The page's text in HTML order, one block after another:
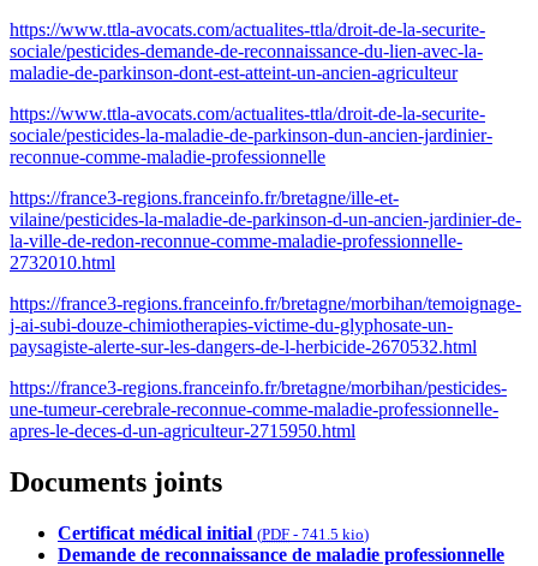
https://www.ttla-avocats.com/actualites-ttla/droit-de-la-securite-
sociale/pesticides-demande-de-reconnaissance-du-lien-avec-la-
maladie-de-parkinson-dont-est-atteint-un-ancien-agriculteur
https://www.ttla-avocats.com/actualites-ttla/droit-de-la-securite-
sociale/pesticides-la-maladie-de-parkinson-dun-ancien-jardinier-
reconnue-comme-maladie-professionnelle
https://france3-regions.franceinfo.fr/bretagne/ille-et-
vilaine/pesticides-la-maladie-de-parkinson-d-un-ancien-jardinier-de-
la-ville-de-redon-reconnue-comme-maladie-professionnelle-
2732010.html
https://france3-regions.franceinfo.fr/bretagne/morbihan/temoignage-
j-ai-subi-douze-chimiotherapies-victime-du-glyphosate-un-
paysagiste-alerte-sur-les-dangers-de-l-herbicide-2670532.html
https://france3-regions.franceinfo.fr/bretagne/morbihan/pesticides-
une-tumeur-cerebrale-reconnue-comme-maladie-professionnelle-
apres-le-deces-d-un-agriculteur-2715950.html
Documents joints
Certificat médical initial (PDF - 741.5 kio)
Demande de reconnaissance de maladie professionnelle